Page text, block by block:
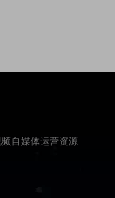
自媒体运营资源